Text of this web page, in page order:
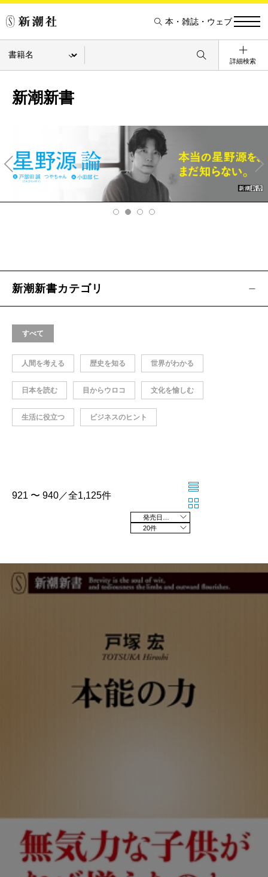
本・雑誌・ウェブ
詳細検索
新潮新書
v
Ne
xt
新潮新書カテゴリ
すべて
人間を考える 歴史を知る 世界がわかる
日本を読む 目からウロコ 文化を愉しむ
生活に役立つ ビジネスのヒント
921 〜 940／全1,125件
20件